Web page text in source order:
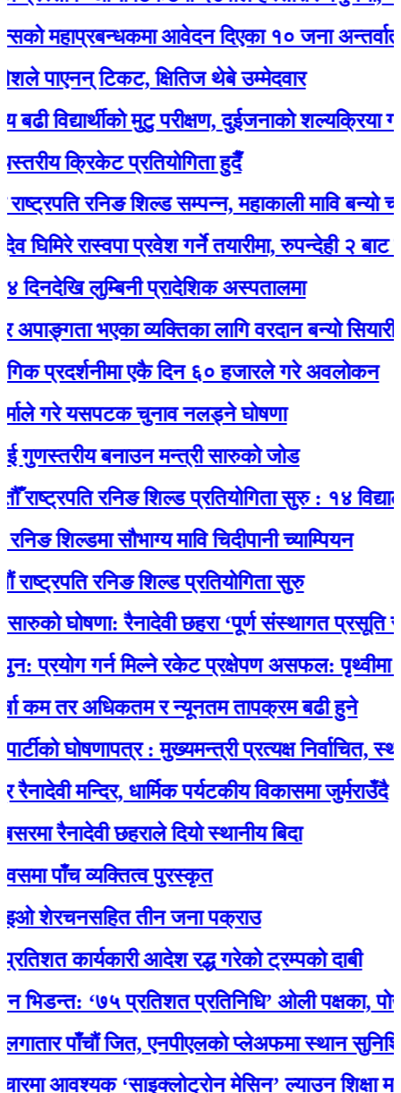
आवेदन दिएका १० जना अन्तर्वार्ताका
टिकट, क्षितिज थेबे उम्मेदवार
मुटु परीक्षण, दुईजनाको शल्यक्रिया गर्नुपर्ने
क्रिकेट प्रतियोगिता हुदैँ
रनिङ शिल्ड सम्पन्न, महाकाली मावि बन्यो
रास्वपा प्रवेश गर्ने तयारीमा, रुपन्देही २ बाट
लुम्बिनी प्रादेशिक अस्पतालमा
भएका व्यक्तिका लागि वरदान बन्यो सियारीको
एकै दिन ६० हजारले गरे अवलोकन
यसपटक चुनाव नलड्ने घोषणा
बनाउन मन्त्री सारुको जोड
रनिङ शिल्ड प्रतियोगिता सुरु : १४ विद्यालयकाे
सौभाग्य मावि चिदीपानी च्याम्पियन
रनिङ शिल्ड प्रतियोगिता सुरु
घोषणा: रैनादेवी छहरा ‘पूर्ण संस्थागत प्रसूति
गर्न मिल्ने रकेट प्रक्षेपण असफल: पृथ्वीमा फर्कने
तर अधिकतम र न्यूनतम तापक्रम बढी हुने
घोषणापत्र : मुख्यमन्त्री प्रत्यक्ष निर्वाचित, स्थानीय
मन्दिर, धार्मिक पर्यटकीय विकासमा जुर्मराउँदै
छहराले दियो स्थानीय बिदा
व्यक्तित्व पुरस्कृत
तीन जना पक्राउ
कार्यकारी आदेश रद्ध गरेको ट्रम्पको दाबी
‘७५ प्रतिशत प्रतिनिधि’ ओली पक्षका,
पाँचौं जित, एनपीएलकाे प्लेअफमा स्थान सुनिश्चित
आवश्यक ‘साइक्लोट्रोन मेसिन’ ल्याउन शिक्षा